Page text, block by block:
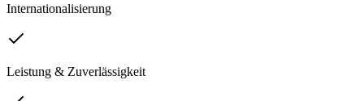
Internationalisierung
Leistung & Zuverlässigkeit